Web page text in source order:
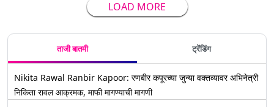
LOAD MORE
ताजी बातमी ट्रेंडिंग
Nikita Rawal Ranbir Kapoor: रणबीर कपूरच्या जुन्या वक्तव्यावर अभिनेत्री
निकिता रावल आक्रमक, माफी मागण्याची मागणी